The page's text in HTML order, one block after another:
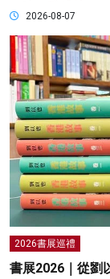
2026-08-07
2026書展巡禮
書展2026｜從劉